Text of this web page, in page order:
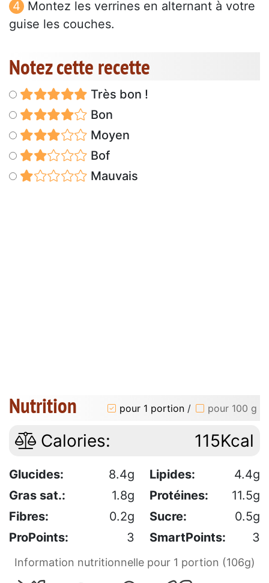
Montez les verrines en alternant à votre
guise les couches.
Notez cette recette
Très bon !
Bon
Moyen
Bof
Mauvais
Nutrition pour 1 portion / pour 100 g
Calories: 115Kcal
Glucides: 8.4g Lipides:
4.4g
Gras sat.:
1.8g Protéines:
11.5g
Fibres:
0.2g Sucre:
0.5g
ProPoints:
3 SmartPoints: 3
Information nutritionnelle pour 1 portion (106g)